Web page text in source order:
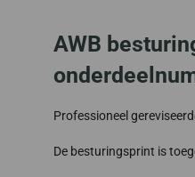
AWB
Professioneel
De besturingsprint is